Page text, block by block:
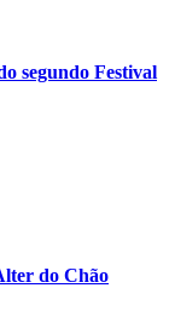
segundo Festival
do Chão